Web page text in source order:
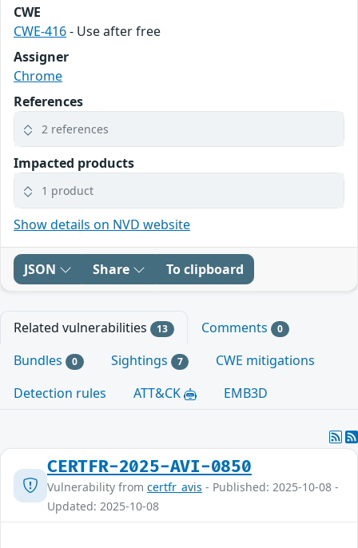
CWE
CWE-416- Use after free
Assigner
Chrome
References
2 references
Impacted products
1 product
Show details on NVD website
JSON Share To clipboard
Related vulnerabilities 13 Comments 0
Bundles 0 Sightings 7
CWE mitigations
Detection rules
ATT&CK EMB3D
CERTFR-2025-AVI-0850
Vulnerability from certfr_avis - Published: 2025-10-08 -
Updated: 2025-10-08